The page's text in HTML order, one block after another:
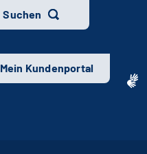
Suchen
Mein Kundenportal